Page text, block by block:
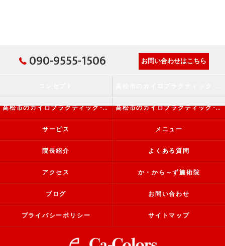
090-9555-1506 お問い合わせはこちら
高松市のカイロプラクティック･か・から～ず施術院の評判 高松市のカイロプラクティック･か・から～ず施術院のお客様の声
サービス メニュー
院長紹介 よくある質問
アクセス か・から～ず施術院
ブログ お問い合わせ
プライバシーポリシー サイトマップ